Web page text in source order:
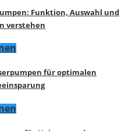
Funktion, Auswahl und
verstehen
für optimalen